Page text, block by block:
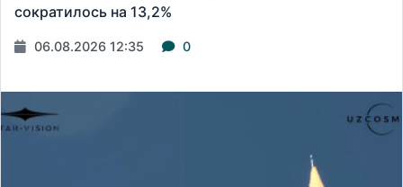
сократилось на 13,2%
06.08.2026 12:35 0